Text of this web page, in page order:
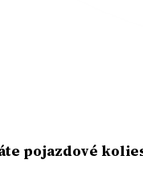
pojazdové